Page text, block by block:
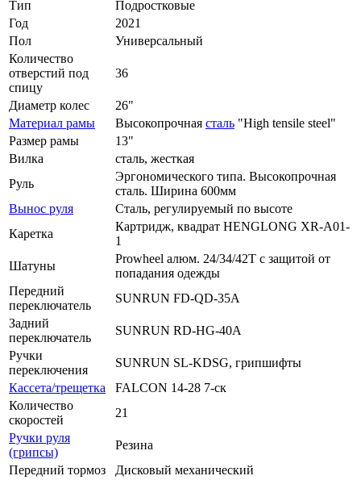
Тип
Подростковые
Год
2021
Пол
Универсальный
Количество
отверстий под
спицу
36
Диаметр колес
26"
Материал рамы
Высокопрочная сталь "High tensile steel"
Размер рамы
13"
Вилка
сталь, жесткая
Руль
Эргономического типа. Высокопрочная
сталь. Ширина 600мм
Вынос руля
Сталь, регулируемый по высоте
Каретка
Картридж, квадрат HENGLONG XR-A01-
1
Шатуны
Prowheel алюм. 24/34/42T с защитой от
попадания одежды
Передний
переключатель
SUNRUN FD-QD-35A
Задний
переключатель
SUNRUN RD-HG-40A
Ручки
переключения
SUNRUN SL-KDSG, грипшифты
Кассета/трещетка
FALCON 14-28 7-ск
Количество
скоростей
21
Ручки руля
(грипсы)
Резина
Передний тормоз
Дисковый механический